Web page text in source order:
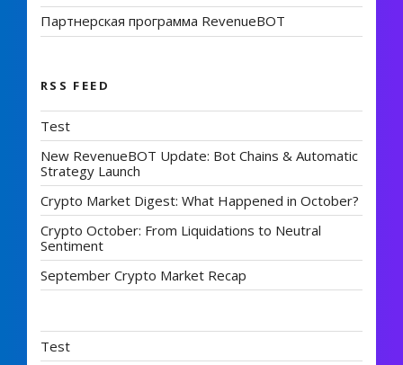
Партнерская программа RevenueBOT
RSS FEED
Test
New RevenueBOT Update: Bot Chains & Automatic
Strategy Launch
Crypto Market Digest: What Happened in October?
Crypto October: From Liquidations to Neutral
Sentiment
September Crypto Market Recap
Test